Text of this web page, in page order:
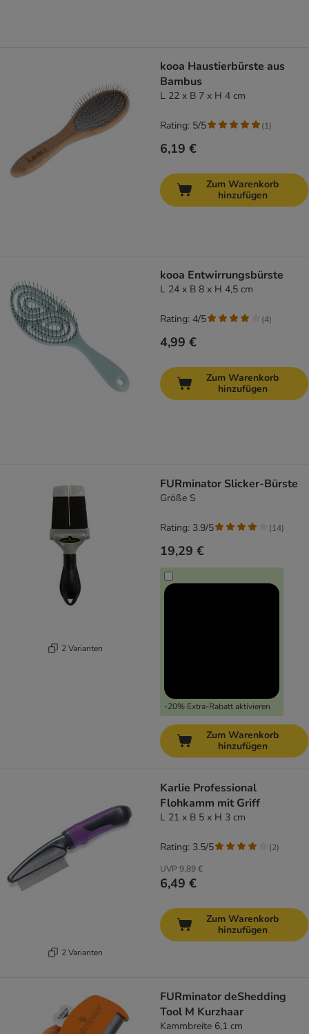
kooa Haustierbürste aus
Bambus
L 22 x B 7 x H 4 cm
6,19 €
Rating: 5/5 (1)
Zum Warenkorb
hinzufügen
kooa Entwirrungsbürste
L 24 x B 8 x H 4,5 cm
4,99 €
Rating: 4/5 (4)
Zum Warenkorb
hinzufügen
2 Varianten
FURminator Slicker-Bürste
Größe S
19,29 €
-20% Extra-Rabatt aktivieren
Rating: 3.9/5 (14)
Zum Warenkorb
hinzufügen
2 Varianten
Karlie Professional
Flohkamm mit Griff
L 21 x B 5 x H 3 cm
UVP 9,89 €
6,49 €
Rating: 3.5/5 (2)
Zum Warenkorb
hinzufügen
FURminator deShedding
Tool M Kurzhaar
Kammbreite 6,1 cm